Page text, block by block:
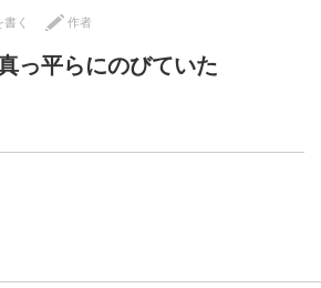
く 作者
っ平らにのびていた